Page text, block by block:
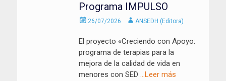
Programa IMPULSO
Enviado
26/07/2026 AutorANSEDH (Editora)
El proyecto «Creciendo con Apoyo:
programa de terapias para la
mejora de la calidad de vida en
menores con SED …Leer más